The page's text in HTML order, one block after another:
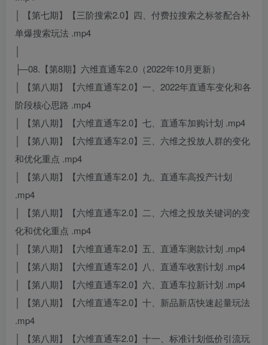
│ 【第七期】【三阶搜索2.0】四、付费拉搜索之标签配合补
单爆搜索玩法 .mp4
├─08.【第8期】六维直通车2.0（2022年10月更新）
│ 【第八期】【六维直通车2.0】一、2022年直通车变化和各
阶段核心思路 .mp4
│ 【第八期】【六维直通车2.0】七、直通车加购计划 .mp4
│ 【第八期】【六维直通车2.0】三、六维之投放人群的变化
和优化重点 .mp4
│ 【第八期】【六维直通车2.0】九、直通车高投产计划
.mp4
│ 【第八期】【六维直通车2.0】二、六维之投放关键词的变
化和优化重点 .mp4
│ 【第八期】【六维直通车2.0】五、直通车测款计划 .mp4
│ 【第八期】【六维直通车2.0】八、直通车收割计划 .mp4
│ 【第八期】【六维直通车2.0】六、直通车拉新计划 .mp4
│ 【第八期】【六维直通车2.0】十、新品新店快速起量玩法
.mp4
│ 【第八期】【六维直通车2.0】十一、标准计划低价引流玩